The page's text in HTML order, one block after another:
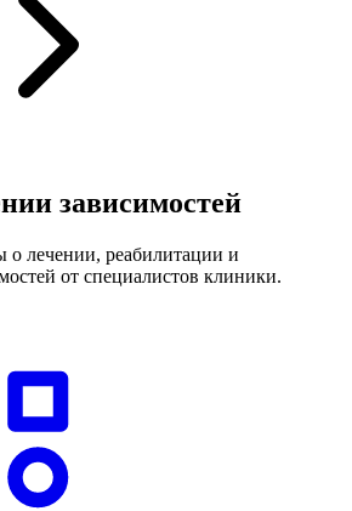
зависимостей
о лечении, реабилитации и
от специалистов клиники.